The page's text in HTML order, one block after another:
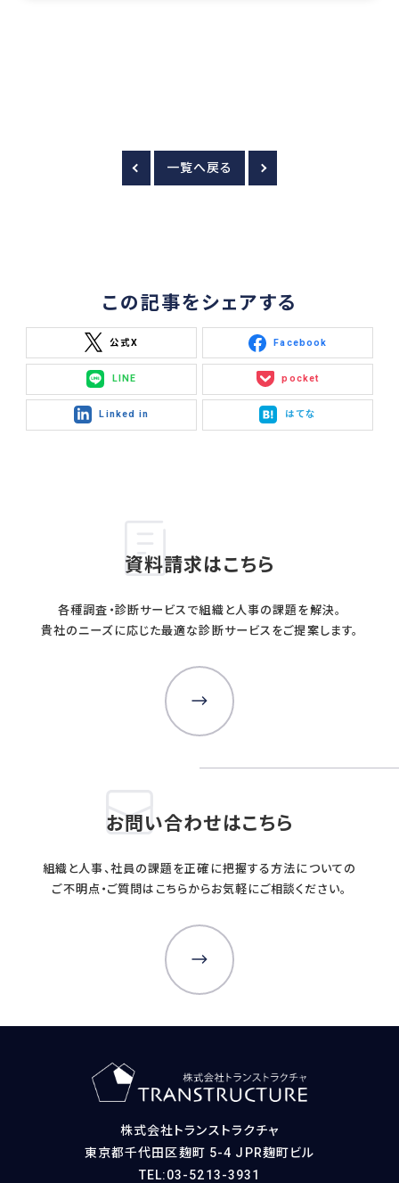
一覧へ戻る
この記事をシェアする
公式X Facebook
LINE pocket
Linked in はてな
資料請求はこちら
各種調査・診断サービスで組織と人事の課題を解決。
貴社のニーズに応じた最適な診断サービスをご提案します。
お問い合わせはこちら
組織と人事、社員の課題を正確に把握する方法についての
ご不明点・ご質問はこちらからお気軽にご相談ください。
株式会社トランストラクチャ
東京都千代田区麹町 5-4 JPR麹町ビル
TEL:03-5213-3931